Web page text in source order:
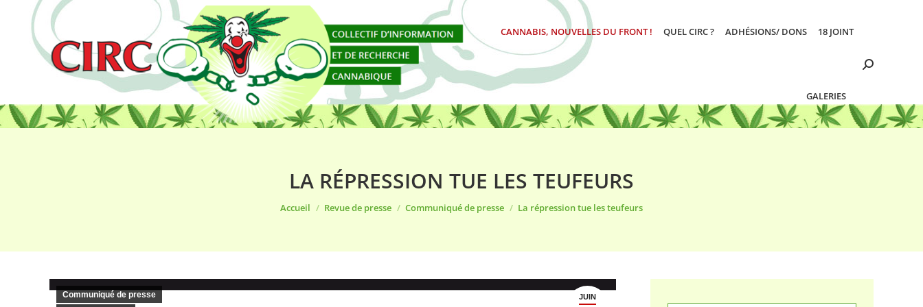
CANNABIS, NOUVELLES DU FRONT ! QUEL CIRC ? ADHÉSIONS/ DONS 18 JOINT
GALERIES
Search:
LA RÉPRESSION TUE LES TEUFEURS
Accueil Revue de presse Communiqué de presse La répression tue les teufeurs
JUIN
Communiqué de presse